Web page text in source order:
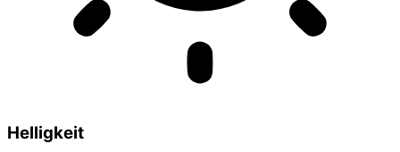
Helligkeit